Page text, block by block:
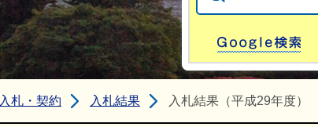
入札・契約 入札結果 入札結果（平成29年度）